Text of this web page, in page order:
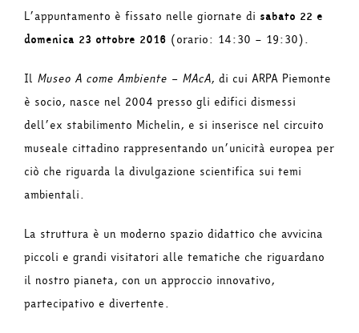
L’appuntamento è fissato nelle giornate di sabato 22 e
domenica 23 ottobre 2016 (orario: 14:30 – 19:30).
Il Museo A come Ambiente – MAcA, di cui ARPA Piemonte
è socio, nasce nel 2004 presso gli edifici dismessi
dell’ex stabilimento Michelin, e si inserisce nel circuito
museale cittadino rappresentando un’unicità europea per
ciò che riguarda la divulgazione scientifica sui temi
ambientali.
La struttura è un moderno spazio didattico che avvicina
piccoli e grandi visitatori alle tematiche che riguardano
il nostro pianeta, con un approccio innovativo,
partecipativo e divertente.